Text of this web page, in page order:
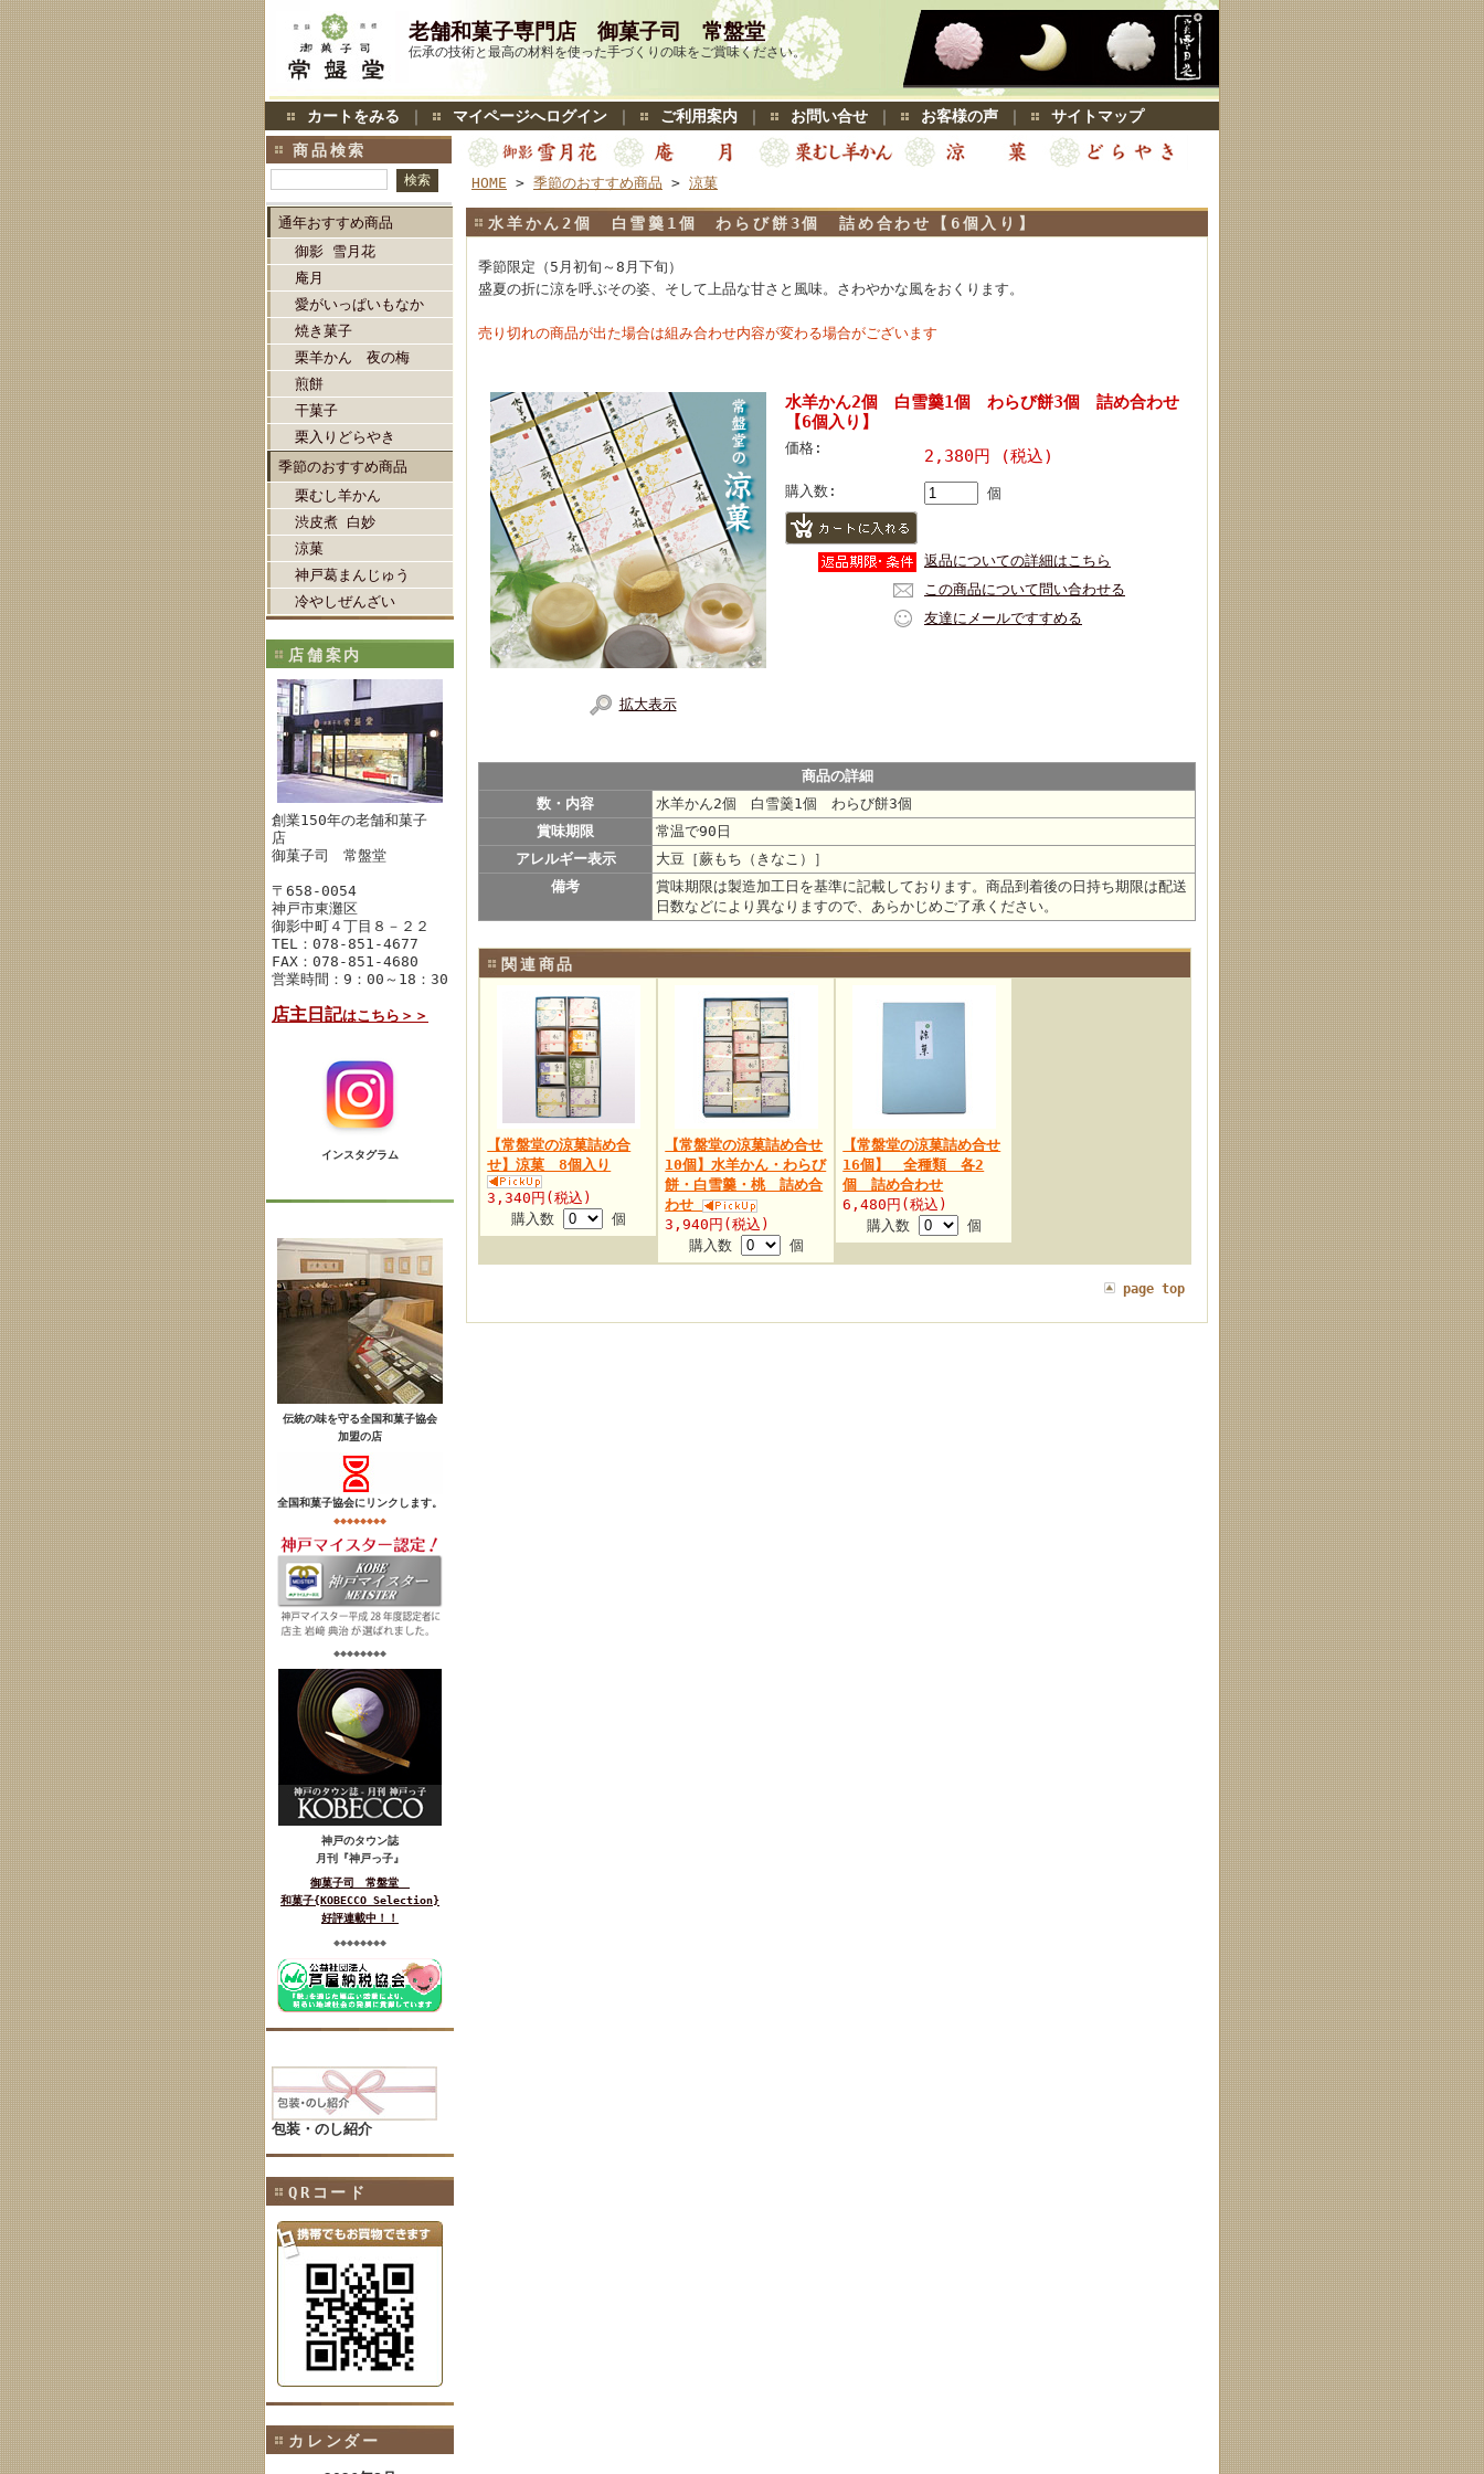
老舗和菓子専門店 御菓子司 常盤堂
伝承の技術と最高の材料を使った手づくりの味をご賞味ください。
カートをみる ｜ マイページへログイン ｜ ご利用案内 ｜ お問い合せ ｜ お客様の声 ｜
サイトマップ
商品検索
通年おすすめ商品
御影 雪月花
庵月
愛がいっぱいもなか
焼き菓子
栗羊かん 夜の梅
煎餅
干菓子
栗入りどらやき
季節のおすすめ商品
栗むし羊かん
渋皮煮 白妙
涼菓
神戸葛まんじゅう
冷やしぜんざい
店舗案内
創業150年の老舗和菓子
店
御菓子司 常盤堂
〒658-0054
神戸市東灘区
御影中町４丁目８－２２
TEL：078-851-4677
FAX：078-851-4680
営業時間：9：00～18：30
店主日記はこちら＞＞
インスタグラム
伝統の味を守る全国和菓子協会
加盟の店
全国和菓子協会にリンクします。
◆◆◆◆◆◆◆◆
◆◆◆◆◆◆◆◆
神戸のタウン誌
月刊『神戸っ子』
御菓子司 常盤堂
和菓子{KOBECCO Selection}
好評連載中！！
◆◆◆◆◆◆◆◆
包装・のし紹介
QRコード
カレンダー
HOME > 季節のおすすめ商品 > 涼菓
水羊かん2個 白雪羹1個 わらび餅3個 詰め合わせ【6個入り】
季節限定（5月初旬～8月下旬）
盛夏の折に涼を呼ぶその姿、そして上品な甘さと風味。さわやかな風をおくります。
売り切れの商品が出た場合は組み合わせ内容が変わる場合がございます
拡大表示
水羊かん2個 白雪羹1個 わらび餅3個 詰め合わせ
【6個入り】
価格: 2,380円 (税込)
購入数: 個
返品についての詳細はこちら
この商品について問い合わせる
友達にメールですすめる
商品の詳細
数・内容
水羊かん2個 白雪羹1個 わらび餅3個
賞味期限
常温で90日
アレルギー表示
大豆［蕨もち（きなこ）］
備考
賞味期限は製造加工日を基準に記載しております。商品到着後の日持ち期限は配送
日数などにより異なりますので、あらかじめご了承ください。
関連商品
【常盤堂の涼菓詰め合
せ】涼菓 8個入り
3,340円(税込)
購入数
個
【常盤堂の涼菓詰め合せ
10個】水羊かん・わらび
餅・白雪羹・桃 詰め合
わせ
3,940円(税込)
購入数
個
【常盤堂の涼菓詰め合せ
16個】 全種類 各2
個 詰め合わせ
6,480円(税込)
購入数
個
page top